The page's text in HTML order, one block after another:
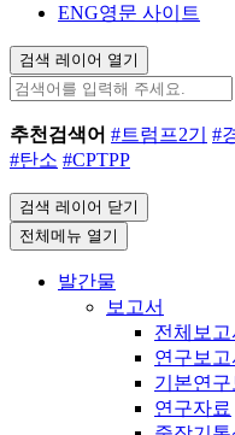
ENG영문 사이트
검색 레이어 열기
추천검색어 #트럼프2기 #
#탄소 #CPTPP
검색 레이어 닫기
전체메뉴 열기
발간물
보고서
전체보고
연구보고
기본연구
연구자료